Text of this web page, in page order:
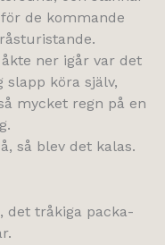
de kommande
ner igår var det
köra själv,
mycket regn på en
så blev det kalas.
det tråkiga packa-